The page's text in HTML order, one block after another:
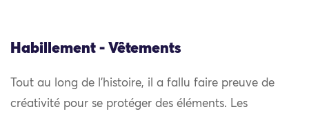
Habillement - Vêtements
Tout au long de l’histoire, il a fallu faire preuve de
créativité pour se protéger des éléments. Les